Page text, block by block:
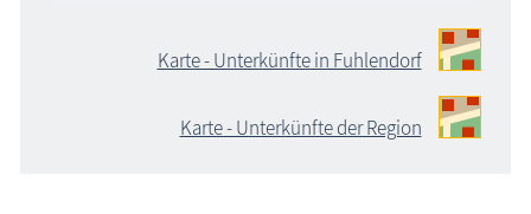
Karte - Unterkünfte in Fuhlendorf
Karte - Unterkünfte der Region